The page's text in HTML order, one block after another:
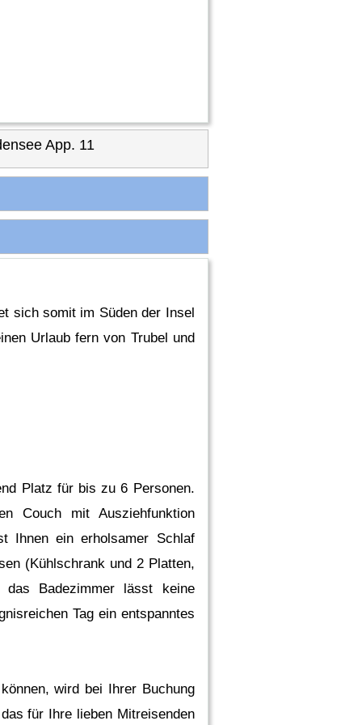
App. 11
sich somit im Süden der Insel
Urlaub fern von Trubel und
Platz für bis zu 6 Personen.
Couch mit Ausziehfunktion
Ihnen ein erholsamer Schlaf
(Kühlschrank und 2 Platten,
das Badezimmer lässt keine
Tag ein entspanntes
wird bei Ihrer Buchung
für Ihre lieben Mitreisenden